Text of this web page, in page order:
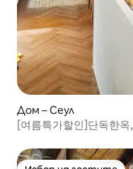
Дом – Сеул
[여름특가할인]단독한